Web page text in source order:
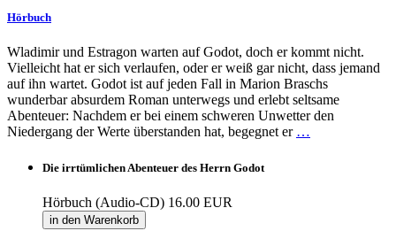
Hörbuch
Wladimir und Estragon warten auf Godot, doch er kommt nicht.
Vielleicht hat er sich verlaufen, oder er weiß gar nicht, dass jemand
auf ihn wartet. Godot ist auf jeden Fall in Marion Braschs
wunderbar absurdem Roman unterwegs und erlebt seltsame
Abenteuer: Nachdem er bei einem schweren Unwetter den
Niedergang der Werte überstanden hat, begegnet er …
Die irrtümlichen Abenteuer des Herrn Godot
Hörbuch (Audio-CD) 16.00 EUR
in den Warenkorb